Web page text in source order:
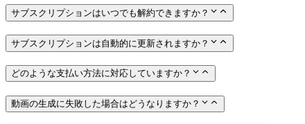
サブスクリプションはいつでも解約できますか？
サブスクリプションは自動的に更新されますか？
どのような支払い方法に対応していますか？
動画の生成に失敗した場合はどうなりますか？